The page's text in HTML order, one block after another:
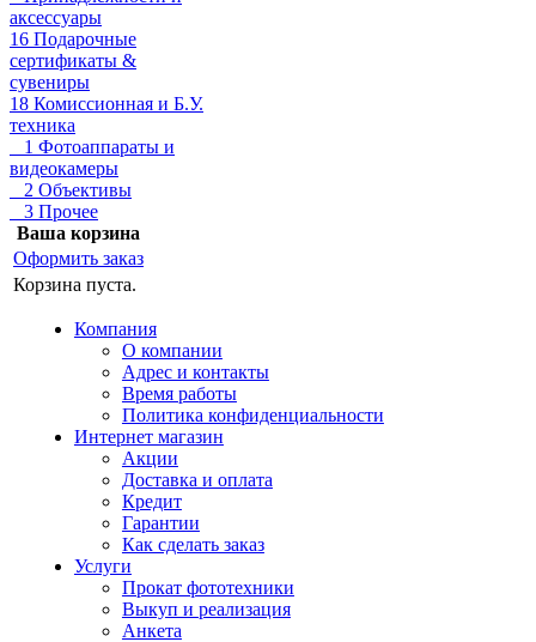
аксессуары
16 Подарочные
сертификаты &
сувениры
18 Комиссионная и Б.У.
техника
1 Фотоаппараты и
видеокамеры
2 Объективы
3 Прочее
Ваша корзина
Оформить заказ
Корзина пуста.
Компания
О компании
Адрес и контакты
Время работы
Политика конфиденциальности
Интернет магазин
Акции
Доставка и оплата
Кредит
Гарантии
Как сделать заказ
Услуги
Прокат фототехники
Выкуп и реализация
Анкета